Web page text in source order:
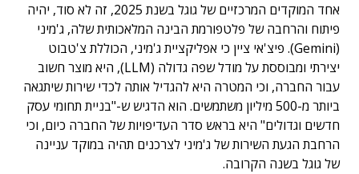
אחד המוקדים המרכזיים של גוגל בשנת 2025, זה לא סוד, יהיה
פיתוח והרחבה של פלטפורמת הבינה המלאכותית שלה, ג'מיני
(Gemini). פיצ'אי ציין כי אפליקציית ג'מיני, הכוללת צ'טבוט
יצירתי ומבוססת על מודל שפה גדולה (LLM), היא מוצר חשוב
עבור החברה, וכי המטרה היא להגדיל אותה לכדי שירות שיתגאה
ביותר מ-500 מיליון משתמשים. הוא הדגיש ש-"בניית תחומי עסק
חדשים וגדולים" היא בראש סדר העדיפויות של החברה כיום, וכי
הרחבת הגעת השירות של ג'מיני לצרכנים תהיה במוקד עניינה
של גוגל בשנה הקרובה.